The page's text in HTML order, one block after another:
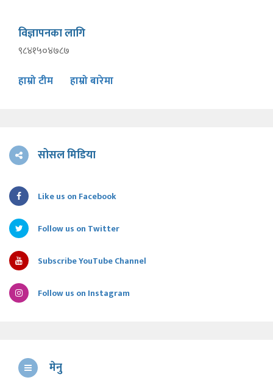
विज्ञापनका लागि
९८४१५०४७८७
हाम्रो टीम हाम्रो बारेमा
सोसल मिडिया
Like us on Facebook
Follow us on Twitter
Subscribe YouTube Channel
Follow us on Instagram
मेनु